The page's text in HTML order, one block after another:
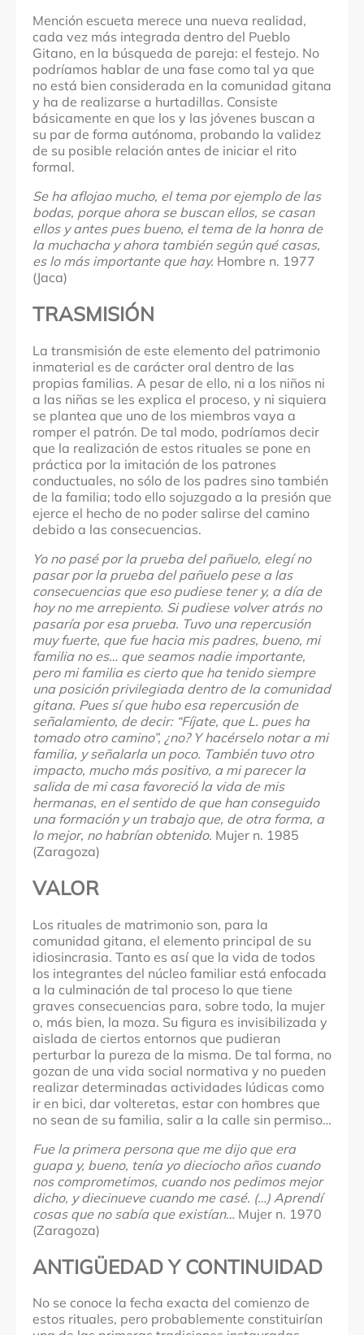
Mención escueta merece una nueva realidad,
cada vez más integrada dentro del Pueblo
Gitano, en la búsqueda de pareja: el festejo. No
podríamos hablar de una fase como tal ya que
no está bien considerada en la comunidad gitana
y ha de realizarse a hurtadillas. Consiste
básicamente en que los y las jóvenes buscan a
su par de forma autónoma, probando la validez
de su posible relación antes de iniciar el rito
formal.
Se ha aflojao mucho, el tema por ejemplo de las
bodas, porque ahora se buscan ellos, se casan
ellos y antes pues bueno, el tema de la honra de
la muchacha y ahora también según qué casas,
es lo más importante que hay. Hombre n. 1977
(Jaca)
TRASMISIÓN
La transmisión de este elemento del patrimonio
inmaterial es de carácter oral dentro de las
propias familias. A pesar de ello, ni a los niños ni
a las niñas se les explica el proceso, y ni siquiera
se plantea que uno de los miembros vaya a
romper el patrón. De tal modo, podríamos decir
que la realización de estos rituales se pone en
práctica por la imitación de los patrones
conductuales, no sólo de los padres sino también
de la familia; todo ello sojuzgado a la presión que
ejerce el hecho de no poder salirse del camino
debido a las consecuencias.
Yo no pasé por la prueba del pañuelo, elegí no
pasar por la prueba del pañuelo pese a las
consecuencias que eso pudiese tener y, a día de
hoy no me arrepiento. Si pudiese volver atrás no
pasaría por esa prueba. Tuvo una repercusión
muy fuerte, que fue hacia mis padres, bueno, mi
familia no es… que seamos nadie importante,
pero mi familia es cierto que ha tenido siempre
una posición privilegiada dentro de la comunidad
gitana. Pues sí que hubo esa repercusión de
señalamiento, de decir: “Fíjate, que L. pues ha
tomado otro camino”, ¿no? Y hacérselo notar a mi
familia, y señalarla un poco. También tuvo otro
impacto, mucho más positivo, a mi parecer la
salida de mi casa favoreció la vida de mis
hermanas, en el sentido de que han conseguido
una formación y un trabajo que, de otra forma, a
lo mejor, no habrían obtenido. Mujer n. 1985
(Zaragoza)
VALOR
Los rituales de matrimonio son, para la
comunidad gitana, el elemento principal de su
idiosincrasia. Tanto es así que la vida de todos
los integrantes del núcleo familiar está enfocada
a la culminación de tal proceso lo que tiene
graves consecuencias para, sobre todo, la mujer
o, más bien, la moza. Su figura es invisibilizada y
aislada de ciertos entornos que pudieran
perturbar la pureza de la misma. De tal forma, no
gozan de una vida social normativa y no pueden
realizar determinadas actividades lúdicas como
ir en bici, dar volteretas, estar con hombres que
no sean de su familia, salir a la calle sin permiso…
Fue la primera persona que me dijo que era
guapa y, bueno, tenía yo dieciocho años cuando
nos comprometimos, cuando nos pedimos mejor
dicho, y diecinueve cuando me casé. (…) Aprendí
cosas que no sabía que existían… Mujer n. 1970
(Zaragoza)
ANTIGÜEDAD Y CONTINUIDAD
No se conoce la fecha exacta del comienzo de
estos rituales, pero probablemente constituirían